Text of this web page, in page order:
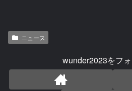
ニュース
wunder2023をフ